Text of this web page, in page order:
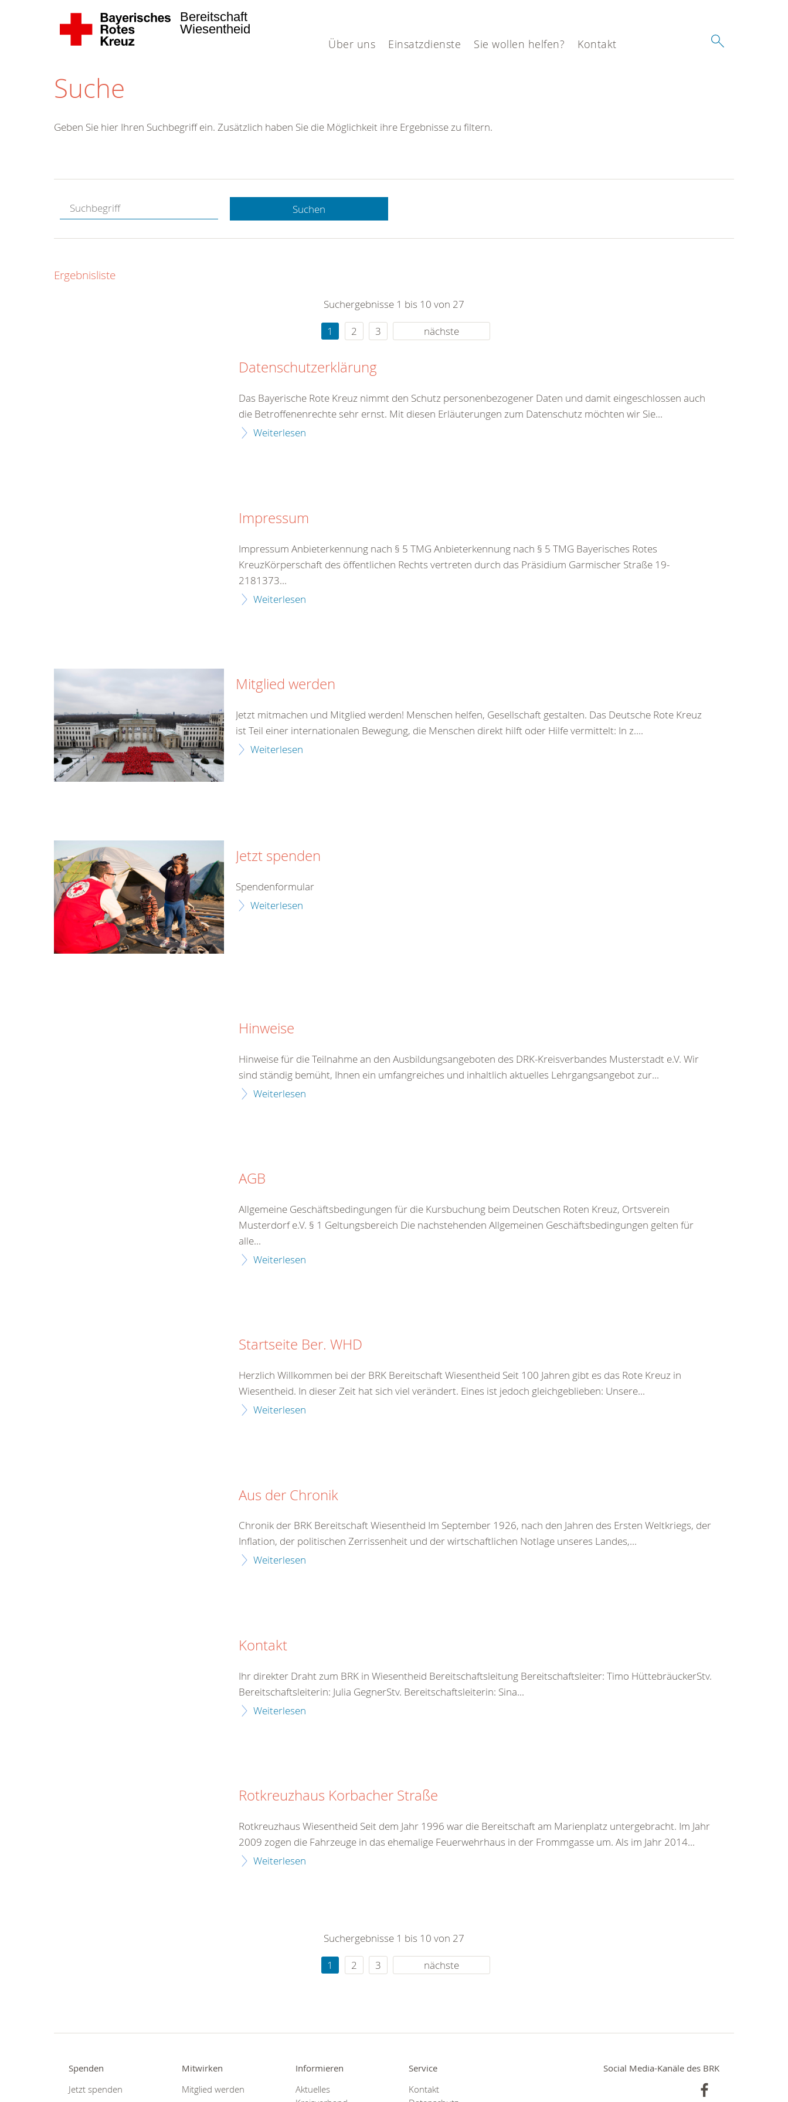
Über uns Einsatzdienste Sie wollen helfen? Kontakt
Bereitschaft
Wiesentheid
Suche
Hotline.
gerne.
Geben Sie hier Ihren Suchbegriff ein. Zusätzlich haben Sie die Möglichkeit ihre Ergebnisse zu filtern.
Suchen
Ergebnisliste
Suchergebnisse 1 bis 10 von 27
1
2 3 nächste
Datenschutzerklärung
Das Bayerische Rote Kreuz nimmt den Schutz personenbezogener Daten und damit eingeschlossen auch
die Betroffenenrechte sehr ernst. Mit diesen Erläuterungen zum Datenschutz möchten wir Sie...
Weiterlesen
Impressum
Impressum Anbieterkennung nach § 5 TMG Anbieterkennung nach § 5 TMG Bayerisches Rotes
KreuzKörperschaft des öffentlichen Rechts vertreten durch das Präsidium Garmischer Straße 19-
2181373...
Weiterlesen
Mitglied werden
Jetzt mitmachen und Mitglied werden! Menschen helfen, Gesellschaft gestalten. Das Deutsche Rote Kreuz
ist Teil einer internationalen Bewegung, die Menschen direkt hilft oder Hilfe vermittelt: In z....
Weiterlesen
Jetzt spenden
Spendenformular
Weiterlesen
Hinweise
Hinweise für die Teilnahme an den Ausbildungsangeboten des DRK-Kreisverbandes Musterstadt e.V. Wir
sind ständig bemüht, Ihnen ein umfangreiches und inhaltlich aktuelles Lehrgangsangebot zur...
Weiterlesen
AGB
Allgemeine Geschäftsbedingungen für die Kursbuchung beim Deutschen Roten Kreuz, Ortsverein
Musterdorf e.V. § 1 Geltungsbereich Die nachstehenden Allgemeinen Geschäftsbedingungen gelten für
alle...
Weiterlesen
Startseite Ber. WHD
Herzlich Willkommen bei der BRK Bereitschaft Wiesentheid Seit 100 Jahren gibt es das Rote Kreuz in
Wiesentheid. In dieser Zeit hat sich viel verändert. Eines ist jedoch gleichgeblieben: Unsere...
Weiterlesen
Aus der Chronik
Chronik der BRK Bereitschaft Wiesentheid Im September 1926, nach den Jahren des Ersten Weltkriegs, der
Inflation, der politischen Zerrissenheit und der wirtschaftlichen Notlage unseres Landes,...
Weiterlesen
Kontakt
Ihr direkter Draht zum BRK in Wiesentheid Bereitschaftsleitung Bereitschaftsleiter: Timo HüttebräuckerStv.
Bereitschaftsleiterin: Julia GegnerStv. Bereitschaftsleiterin: Sina...
Weiterlesen
Rotkreuzhaus Korbacher Straße
Rotkreuzhaus Wiesentheid Seit dem Jahr 1996 war die Bereitschaft am Marienplatz untergebracht. Im Jahr
2009 zogen die Fahrzeuge in das ehemalige Feuerwehrhaus in der Frommgasse um. Als im Jahr 2014...
Weiterlesen
Suchergebnisse 1 bis 10 von 27
1
2 3 nächste
Spenden
Jetzt spenden
Mitwirken
Mitglied werden
Informieren
Aktuelles
Service
Kontakt
Social Media-Kanäle des BRK